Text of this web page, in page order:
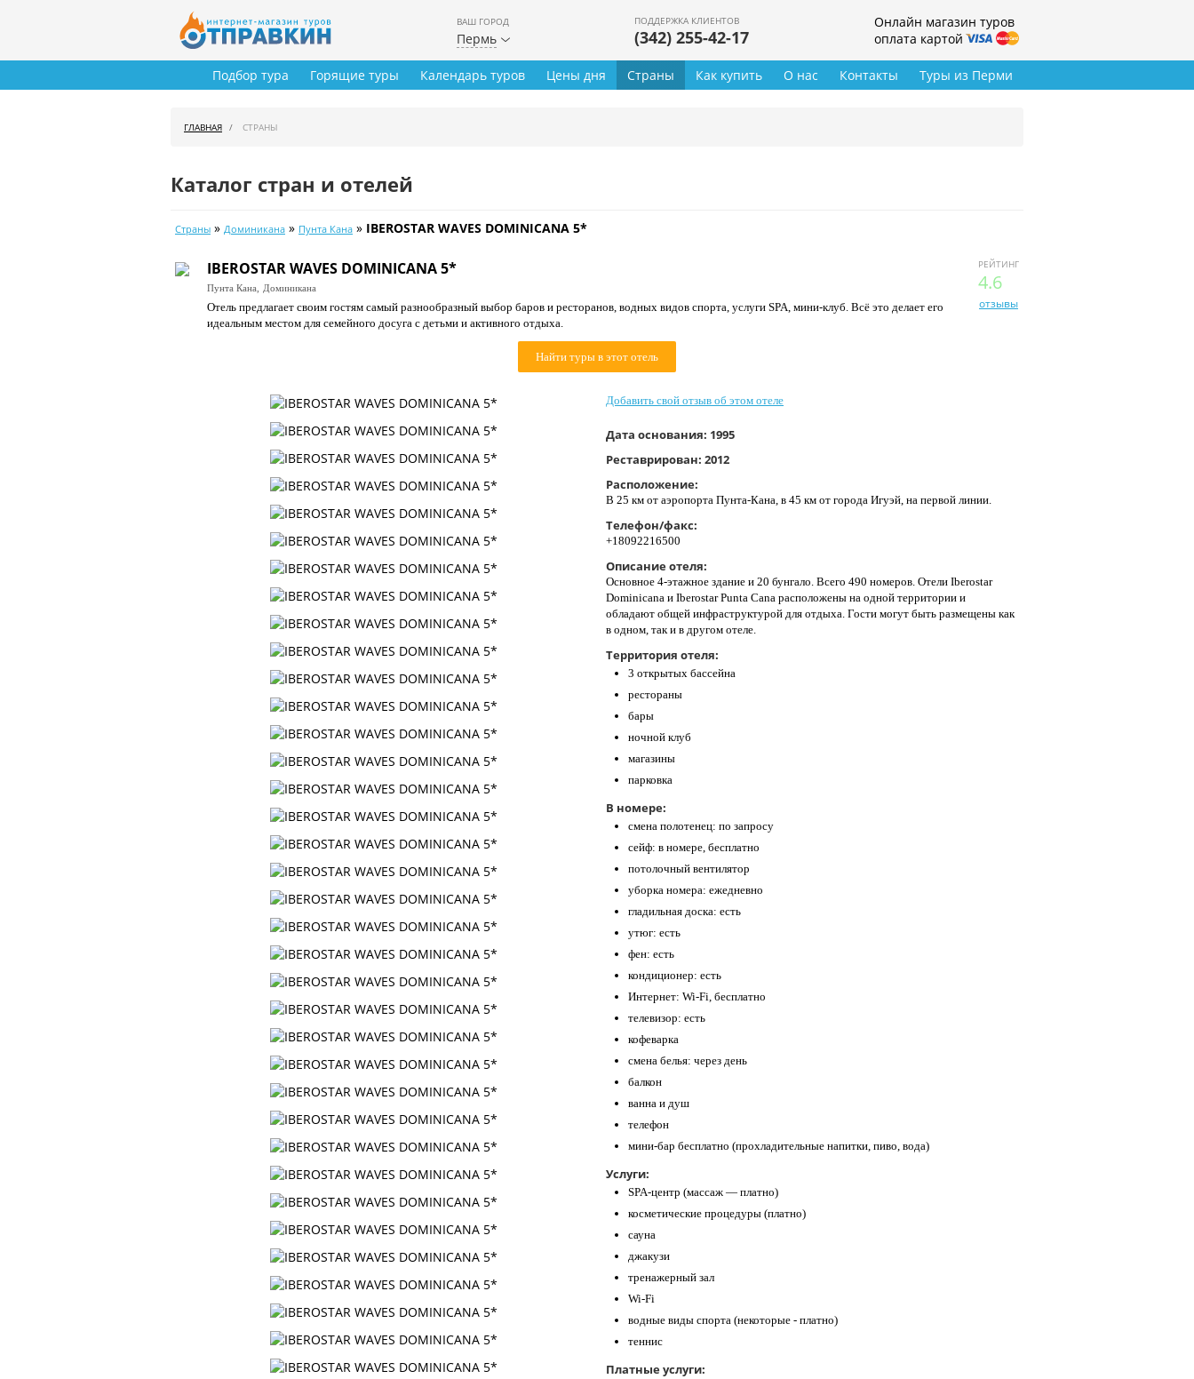
ВАШ ГОРОД
Пермь
ПОДДЕРЖКА КЛИЕНТОВ
(342) 255-42-17
Онлайн магазин туров
оплата картой
Туры из Перми
Подбор тура Горящие туры Календарь туров Цены дня Страны Как купить О нас Контакты
ГЛАВНАЯ СТРАНЫ
Каталог стран и отелей
Страны » Доминикана » Пунта Кана » IBEROSTAR WAVES DOMINICANA 5*
РЕЙТИНГ
4.6
отзывы
IBEROSTAR WAVES DOMINICANA 5*
Пунта Кана, Доминикана
Отель предлагает своим гостям самый разнообразный выбор баров и ресторанов, водных видов спорта, услуги SPA, мини-клуб. Всё это делает его
идеальным местом для семейного досуга с детьми и активного отдыха.
Найти туры в этот отель
Добавить свой отзыв об этом отеле
Дата основания: 1995
Реставрирован: 2012
Расположение:
В 25 км от аэропорта Пунта-Кана, в 45 км от города Игуэй, на первой линии.
Телефон/факс:
+18092216500
Описание отеля:
Основное 4-этажное здание и 20 бунгало. Всего 490 номеров. Отели Iberostar
Dominicana и Iberostar Punta Cana расположены на одной территории и
обладают общей инфраструктурой для отдыха. Гости могут быть размещены как
в одном, так и в другом отеле.
Территория отеля:
3 открытых бассейна
рестораны
бары
ночной клуб
магазины
парковка
В номере:
смена полотенец: по запросу
сейф: в номере, бесплатно
потолочный вентилятор
уборка номера: ежедневно
гладильная доска: есть
утюг: есть
фен: есть
кондиционер: есть
Интернет: Wi-Fi, бесплатно
телевизор: есть
кофеварка
смена белья: через день
балкон
ванна и душ
телефон
мини-бар бесплатно (прохладительные напитки, пиво, вода)
Услуги:
SPA-центр (массаж — платно)
косметические процедуры (платно)
сауна
джакузи
тренажерный зал
Wi-Fi
водные виды спорта (некоторые - платно)
теннис
Платные услуги: